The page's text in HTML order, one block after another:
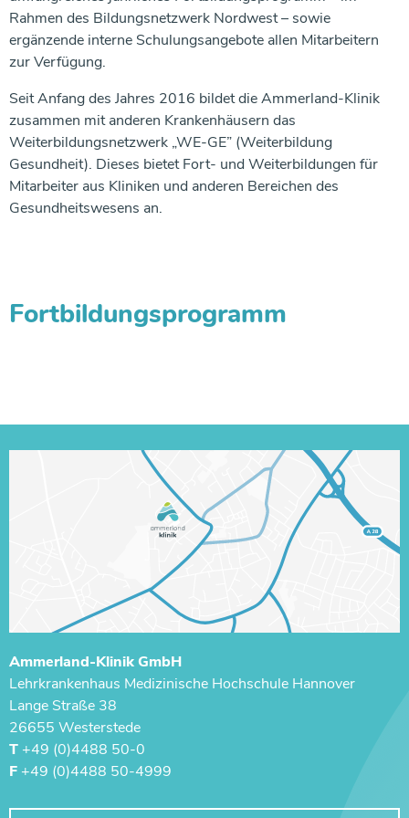
Rahmen des Bildungsnetzwerk Nordwest – sowie
ergänzende interne Schulungsangebote allen Mitarbeitern
zur Verfügung.
Seit Anfang des Jahres 2016 bildet die Ammerland-Klinik
zusammen mit anderen Krankenhäusern das
Weiterbildungsnetzwerk „WE-GE” (Weiterbildung
Gesundheit). Dieses bietet Fort- und Weiterbildungen für
Mitarbeiter aus Kliniken und anderen Bereichen des
Gesundheitswesens an.
Fortbildungsprogramm
Ammerland-Klinik GmbH
Lehrkrankenhaus ­Medizinische Hochschule Hannover
Lange Straße 38
26655 Westerstede
T +49 (0)4488 50-0
F +49 (0)4488 50-4999